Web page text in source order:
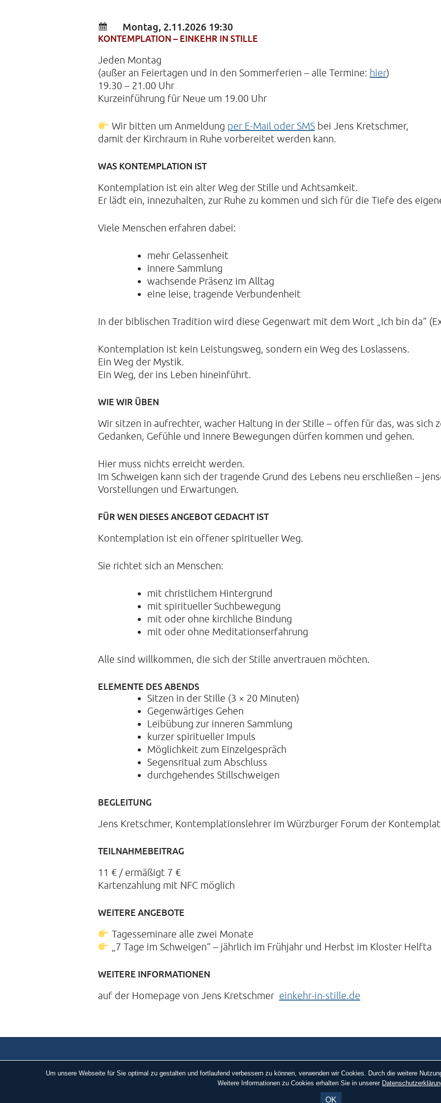
Montag, 2.11.2026 19:30
KONTEMPLATION – EINKEHR IN STILLE
Jeden Montag
(außer an Feiertagen und in den Sommerferien – alle Termine: hier)
19.30 – 21.00 Uhr
Kurzeinführung für Neue um 19.00 Uhr
Wir bitten um Anmeldung per E-Mail oder SMSbei Jens Kretschmer,
damit der Kirchraum in Ruhe vorbereitet werden kann.
WAS KONTEMPLATION IST
Kontemplation ist ein alter Weg der Stille und Achtsamkeit.
Er lädt ein, innezuhalten, zur Ruhe zu kommen und sich für die Tiefe des
Viele Menschen erfahren dabei:
mehr Gelassenheit
innere Sammlung
wachsende Präsenz im Alltag
eine leise, tragende Verbundenheit
In der biblischen Tradition wird diese Gegenwart mit dem Wort „Ich bin da“
Kontemplation ist kein Leistungsweg, sondern ein Weg des Loslassens.
Ein Weg der Mystik.
Ein Weg, der ins Leben hineinführt.
WIE WIR ÜBEN
Wir sitzen in aufrechter, wacher Haltung in der Stille – offen für das, was sich
Gedanken, Gefühle und innere Bewegungen dürfen kommen und gehen.
Hier muss nichts erreicht werden.
Im Schweigen kann sich der tragende Grund des Lebens neu erschließen –
Vorstellungen und Erwartungen.
FÜR WEN DIESES ANGEBOT GEDACHT IST
Kontemplation ist ein offener spiritueller Weg.
Sie richtet sich an Menschen:
mit christlichem Hintergrund
mit spiritueller Suchbewegung
mit oder ohne kirchliche Bindung
mit oder ohne Meditationserfahrung
Alle sind willkommen, die sich der Stille anvertrauen möchten.
ELEMENTE DES ABENDS
Sitzen in der Stille (3 × 20 Minuten)
Gegenwärtiges Gehen
Leibübung zur inneren Sammlung
kurzer spiritueller Impuls
Möglichkeit zum Einzelgespräch
Segensritual zum Abschluss
durchgehendes Stillschweigen
BEGLEITUNG
Jens Kretschmer, Kontemplationslehrer im Würzburger Forum der
TEILNAHMEBEITRAG
11 € / ermäßigt 7 €
Kartenzahlung mit NFC möglich
WEITERE ANGEBOTE
Tagesseminare alle zwei Monate
„7 Tage im Schweigen“ – jährlich im Frühjahr und Herbst im Kloster Helfta
WEITERE INFORMATIONEN
auf der Homepage von Jens Kretschmer einkehr-in-stille.de
Um unsere Webseite für Sie optimal zu gestalten und fortlaufend verbessern zu können, verwenden wir Cookies. Durch die weitere
Weitere Informationen zu Cookies erhalten Sie in unserer
OK